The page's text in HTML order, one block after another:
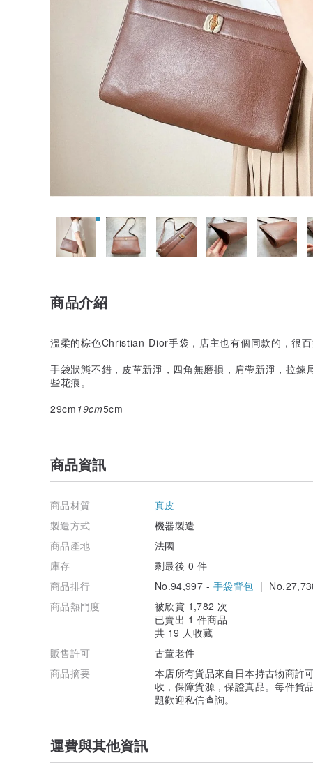
商品介紹
溫柔的棕色Christian Dior手袋，店主也有個同款的，很
手袋狀態不錯，皮革新淨，四角無磨損，肩帶新淨，拉
些花痕。
29cm 19cm5cm
商品資訊
商品材質
真皮
製造方式
機器製造
商品產地
法國
庫存
剩最後 0 件
商品排行
No.94,997 - 手袋背包 |
商品熱門度
被欣賞 1,782 次
已賣出 1 件商品
共 19 人收藏
販售許可
古董老件
商品摘要
本店所有貨品來自日本持古物商許
收，保障貨源，保證真品。每件貨
題歡迎私信查詢。
運費與其他資訊